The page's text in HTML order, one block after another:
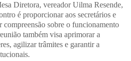
Diretora, vereador Uilma Resende,
é proporcionar aos secretários e
compreensão sobre o funcionamento
também visa aprimorar a
agilizar trâmites e garantir a